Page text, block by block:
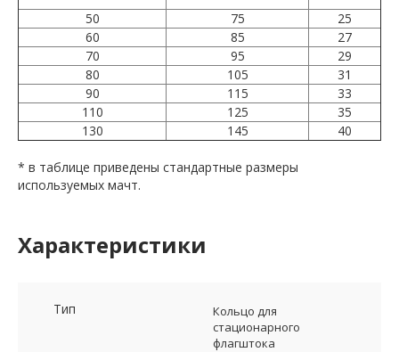
50 75
25
60
85
27
70
95
29
80
105
31
90
115
33
110
125
35
130
145 40
* в таблице приведены стандартные размеры
используемых мачт.
Характеристики
Тип
Кольцо для
стационарного
флагштока